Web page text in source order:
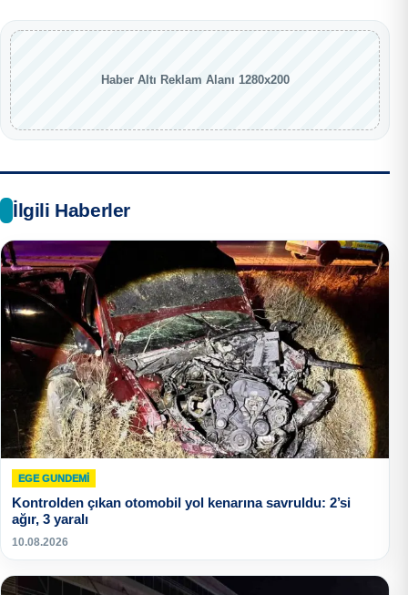
Haber Altı Reklam Alanı 1280x200
İlgili Haberler
EGE GUNDEMİ
Kontrolden çıkan otomobil yol kenarına savruldu: 2’si
ağır, 3 yaralı
10.08.2026